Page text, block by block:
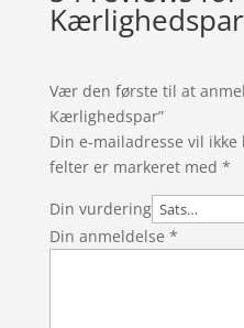
Kærlighedspar
Vær den første til at
Kærlighedspar”
Din e-mailadresse vil
felter er markeret med *
Din vurdering
Din anmeldelse *